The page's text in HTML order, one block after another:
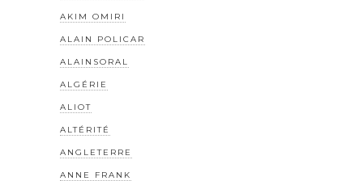
AKIM OMIRI
ALAIN POLICAR
ALAINSORAL
ALGÉRIE
ALIOT
ALTÉRITÉ
ANGLETERRE
ANNE FRANK